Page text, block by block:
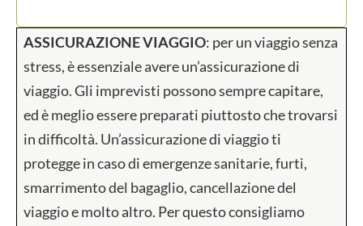
ASSICURAZIONE VIAGGIO: per un viaggio senza
stress, è essenziale avere un’assicurazione di
viaggio. Gli imprevisti possono sempre capitare,
ed è meglio essere preparati piuttosto che trovarsi
in difficoltà. Un’assicurazione di viaggio ti
protegge in caso di emergenze sanitarie, furti,
smarrimento del bagaglio, cancellazione del
viaggio e molto altro. Per questo consigliamo